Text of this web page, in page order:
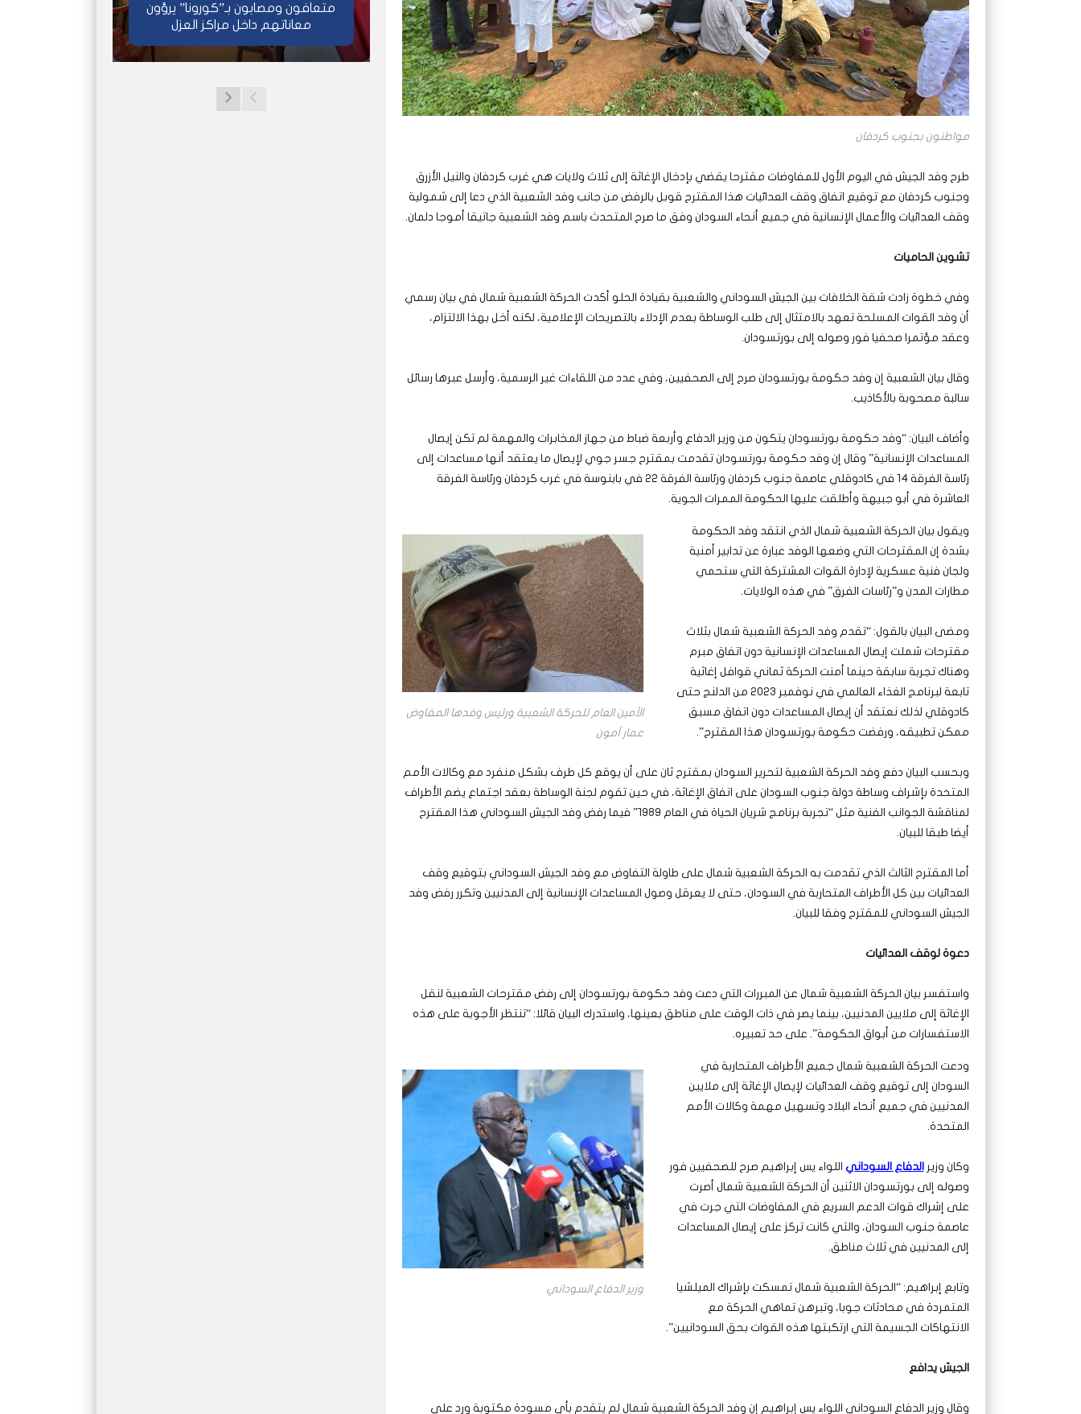
مواطنون بجنوب كردفان
طرح وفد الجيش في اليوم الأول للمفاوضات مقترحا يقضي بإدخال الإغاثة إلى ثلاث ولايات هي غرب كردفان والنيل الأزرق
وجنوب كردفان مع توقيع اتفاق وقف العدائيات هذا المقترح قوبل بالرفض من جانب وفد الشعبية الذي دعا إلى شمولية
وقف العدائيات والأعمال الإنسانية في جميع أنحاء السودان وفق ما صرح المتحدث باسم وفد الشعبية جاتيقا أموجا دلمان.
تشوين الحاميات
وفي خطوة زادت شقة الخلافات بين الجيش السوداني والشعبية بقيادة الحلو أكدت الحركة الشعبية شمال في بيان رسمي
أن وفد القوات المسلحة تعهد بالامتثال إلى طلب الوساطة بعدم الإدلاء بالتصريحات الإعلامية، لكنه أخل بهذا الالتزام،
وعقد مؤتمرا صحفيا فور وصوله إلى بورتسودان.
وقال بيان الشعبية إن وفد حكومة بورتسودان صرح إلى الصحفيين، وفي عدد من اللقاءات غير الرسمية، وأرسل عبرها رسائل
سالبة مصحوبة بالأكاذيب.
وأضاف البيان: “وفد حكومة بورتسودان يتكون من وزير الدفاع وأربعة ضباط من جهاز المخابرات والمهمة لم تكن إيصال
المساعدات الإنسانية” وقال إن وفد حكومة بورتسودان تقدمت بمقترح جسر جوي لإيصال ما يعتقد أنها مساعدات إلى
رئاسة الفرقة 14 في كادوقلي عاصمة جنوب كردفان ورئاسة الفرقة 22 في بابنوسة في غرب كردفان ورئاسة الفرقة
العاشرة في أبو جبيهة وأطلقت عليها الحكومة الممرات الجوية.
الأمين العام للحركة الشعبية ورئيس وفدها المفاوض
عمار آمون
ويقول بيان الحركة الشعبية شمال الذي انتقد وفد الحكومة
بشدة إن المقترحات التي وضعها الوفد عبارة عن تدابير أمنية
ولجان فنية عسكرية لإدارة القوات المشتركة التي ستحمي
مطارات المدن و”رئاسات الفرق” في هذه الولايات.
ومضى البيان بالقول: “تقدم وفد الحركة الشعبية شمال بثلاث
مقترحات شملت إيصال المساعدات الإنسانية دون اتفاق مبرم
وهناك تجربة سابقة حينما أمنت الحركة ثماني قوافل إغاثية
تابعة لبرنامج الغذاء العالمي في نوفمبر 2023 من الدلنج حتى
كادوقلي لذلك نعتقد أن إيصال المساعدات دون اتفاق مسبق
ممكن تطبيقه، ورفضت حكومة بورتسودان هذا المقترح”.
وبحسب البيان دفع وفد الحركة الشعبية لتحرير السودان بمقترح ثان على أن يوقع كل طرف بشكل منفرد مع وكالات الأمم
المتحدة بإشراف وساطة دولة جنوب السودان على اتفاق الإغاثة، في حين تقوم لجنة الوساطة بعقد اجتماع يضم الأطراف
لمناقشة الجوانب الفنية مثل “تجربة برنامج شريان الحياة في العام 1989” فيما رفض وفد الجيش السوداني هذا المقترح
أيضا طبقا للبيان.
أما المقترح الثالث الذي تقدمت به الحركة الشعبية شمال على طاولة التفاوض مع وفد الجيش السوداني بتوقيع وقف
العدائيات بين كل الأطراف المتحاربة في السودان، حتى لا يعرقل وصول المساعدات الإنسانية إلى المدنيين وتكرر رفض وفد
الجيش السوداني للمقترح وفقا للبيان.
دعوة لوقف العدائيات
واستفسر بيان الحركة الشعبية شمال عن المبررات التي دعت وفد حكومة بورتسودان إلى رفض مقترحات الشعبية لنقل
الإغاثة إلى ملايين المدنيين، بينما يصر في ذات الوقت على مناطق بعينها، واستدرك البيان قائلا: “تنتظر الأجوبة على هذه
الاستفسارات من أبواق الحكومة”. على حد تعبيره.
وزير الدفاع السوداني
ودعت الحركة الشعبية شمال جميع الأطراف المتحاربة في
السودان إلى توقيع وقف العدائيات لإيصال الإغاثة إلى ملايين
المدنيين في جميع أنحاء البلاد وتسهيل مهمة وكالات الأمم
المتحدة.
وكان وزير الدفاع السوداني اللواء يس إبراهيم صرح للصحفيين فور
وصوله إلى بورتسودان الاثنين أن الحركة الشعبية شمال أصرت
على إشراك قوات الدعم السريع في المفاوضات التي جرت في
عاصمة جنوب السودان، والتي كانت تركز على إيصال المساعدات
إلى المدنيين في ثلاث مناطق.
وتابع إبراهيم: “الحركة الشعبية شمال تمسكت بإشراك الميلشيا
المتمردة في محادثات جوبا، وتبرهن تماهي الحركة مع
الانتهاكات الجسيمة التي ارتكبتها هذه القوات بحق السودانيين”.
الجيش يدافع
وقال وزير الدفاع السوداني اللواء يس إبراهيم إن وفد الحركة الشعبية شمال لم يتقدم بأي مسودة مكتوبة ورد على
متعافون ومصابون بـ”كورونا” يرؤون
معاناتهم داخل مراكز العزل